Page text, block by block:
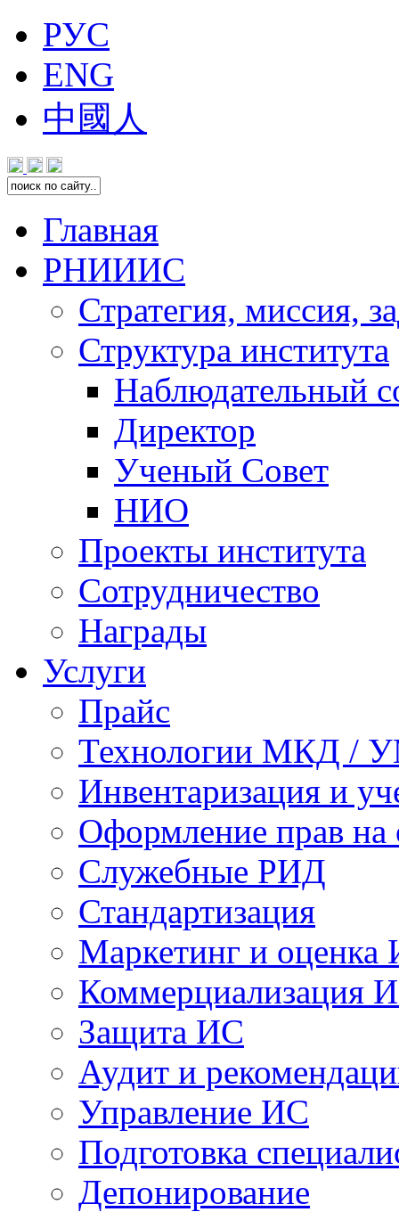
РУС
ENG
中國人
Главная
РНИИИС
Стратегия, миссия,
Структура института
Наблюдательный
Директор
Ученый Совет
НИО
Проекты института
Сотрудничество
Награды
Услуги
Прайс
Технологии МКД /
Инвентаризация и
Оформление прав
Служебные РИД
Стандартизация
Маркетинг и оценка
Коммерциализация
Защита ИС
Аудит и
Управление ИС
Подготовка
Депонирование